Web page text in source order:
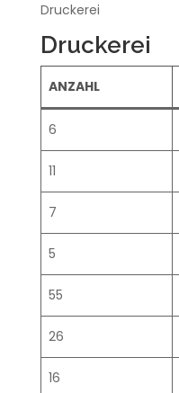
Druckerei
Druckerei
ANZAHL
6
11
7
5
55
26
16